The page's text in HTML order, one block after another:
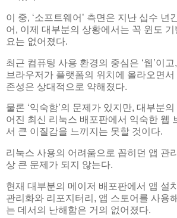
이 중, ‘소프트웨어’ 측면은 지난 십수 년
어, 이제 대부분의 상황에서는 꼭 윈도
요는 없어졌다.
최근 컴퓨팅 사용 환경의 중심은 ‘웹’이
브라우저가 플랫폼의 위치에 올라오면서
존성은 상대적으로 약해졌다.
물론 ‘익숙함’의 문제가 있지만, 대부분
어진 최신 리눅스 배포판에서 익숙한 웹
서 큰 이질감을 느끼지는 못할 것이다.
리눅스 사용의 어려움으로 꼽히던 앱 관
상 큰 문제가 되지 않는다.
현재 대부분의 메이저 배포판에서 앱 설
관리화와 리포지터리, 앱 스토어를 사용
는 데서의 난해함은 거의 없어졌다.